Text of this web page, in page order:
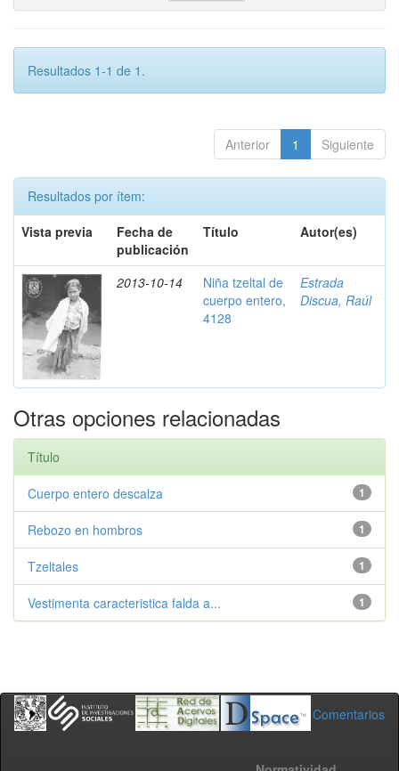
Resultados 1-1 de 1.
Anterior 1 Siguiente
Resultados por ítem:
Vista previa
Fecha de
publicación
Título Autor(es)
2013-10-14
Niña tzeltal de
cuerpo entero,
4128
Estrada
Discua, Raúl
Otras opciones relacionadas
Título
1
Cuerpo entero descalza
1
Rebozo en hombros
1
Tzeltales
1
Vestimenta caracteristica falda a...
Comentarios